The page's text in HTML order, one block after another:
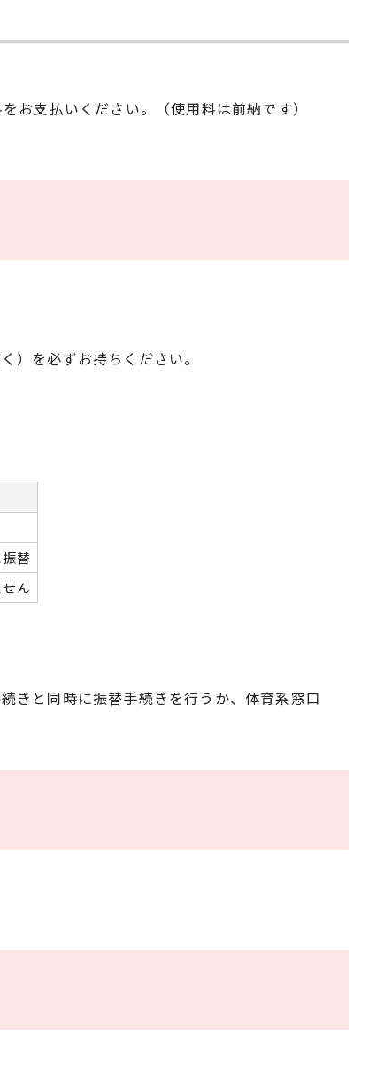
お支払いください。（使用料は前納です）
）を必ずお持ちください。
替
ん
きと同時に振替手続きを行うか、体育系窓口